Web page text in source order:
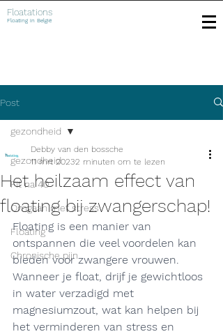
Floatations
Floating in België
Post
gezondheid
Fit na 40
Omgaan met stress
Floating
Chronische pijn
gezondheid
Het heilzaam effect van
floating bij zwangerschap!
Debby van den bossche
11 mrt 20232 minuten om te lezen
Floating is een manier van
ontspannen die veel voordelen kan
bieden voor zwangere vrouwen.
Wanneer je float, drijf je gewichtloos
in water verzadigd met
magnesiumzout, wat kan helpen bij
het verminderen van stress en